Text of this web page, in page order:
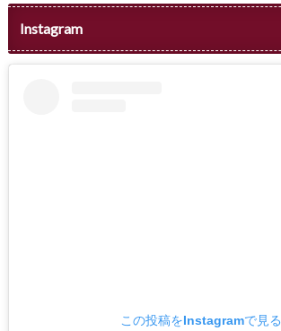
Instagram
この投稿をInstagramで見る